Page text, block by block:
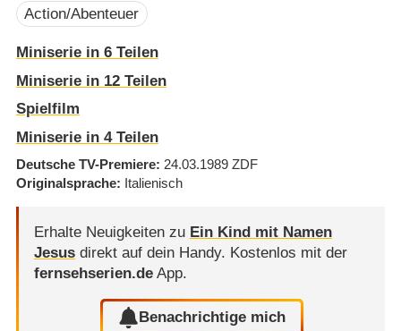
Action/Abenteuer
Miniserie in 6 Teilen
Miniserie in 12 Teilen
Spielfilm
Miniserie in 4 Teilen
Deutsche TV-Premiere 24.03.1989 ZDF
Originalsprache Italienisch
Erhalte Neuigkeiten zu Ein Kind mit Namen
Jesusdirekt auf dein Handy. Kostenlos mit der
fernsehserien.deApp.
Benachrichtige mich